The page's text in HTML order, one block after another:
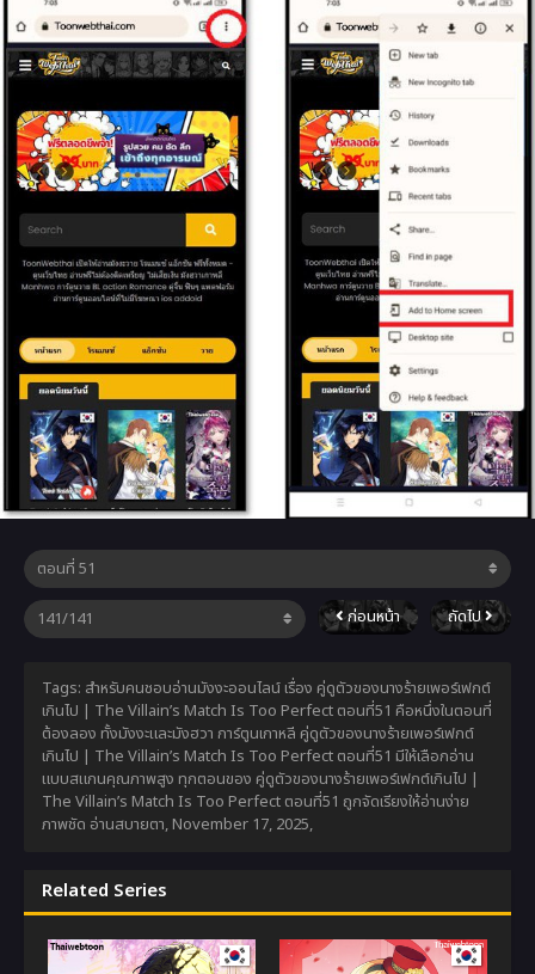
ก่อนหน้า ถัดไป
Tags: สำหรับคนชอบอ่านมังงะออนไลน์ เรื่อง คู่ดูตัวของนางร้ายเพอร์เฟกต์
เกินไป | The Villain’s Match Is Too Perfect ตอนที่51 คือหนึ่งในตอนที่
ต้องลอง ทั้งมังงะและมังฮวา การ์ตูนเกาหลี คู่ดูตัวของนางร้ายเพอร์เฟกต์
เกินไป | The Villain’s Match Is Too Perfect ตอนที่51 มีให้เลือกอ่าน
แบบสแกนคุณภาพสูง ทุกตอนของ คู่ดูตัวของนางร้ายเพอร์เฟกต์เกินไป |
The Villain’s Match Is Too Perfect ตอนที่51 ถูกจัดเรียงให้อ่านง่าย
ภาพชัด อ่านสบายตา, November 17, 2025,
Related Series